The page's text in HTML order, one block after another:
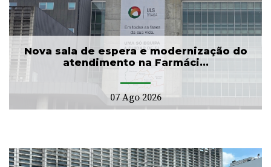
Nova sala de espera e modernização do
atendimento na Farmáci...
07 Ago 2026